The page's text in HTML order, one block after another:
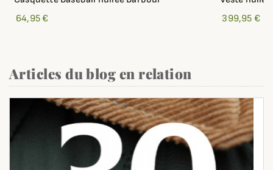
64,95 €
399,95 €
Articles du blog en relation